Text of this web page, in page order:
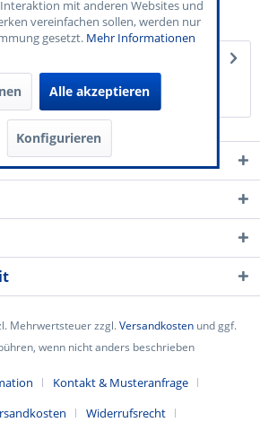
70-120-013
DIN A7 Format (10,5 x 7,4 cm),
zum...
mehr
Mehrwertsteuer zzgl.Versandkosten und ggf.
wenn nicht anders beschrieben
Kontakt & Musteranfrage
Widerrufsrecht
mit anderen Websites und
vereinfachen sollen, werden nur
gesetzt. Mehr Informationen
Alle akzeptieren
Konfigurieren